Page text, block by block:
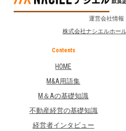
運営会社情報
株式会社ナシエルホー
Contents
HOME
M&A用語集
M＆Aの基礎知識
不動産経営の基礎知識
経営者インタビュー